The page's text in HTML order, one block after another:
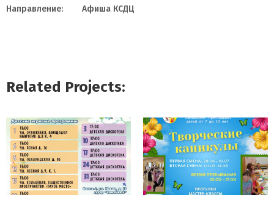
Направление: Афиша КСДЦ
Related Projects: